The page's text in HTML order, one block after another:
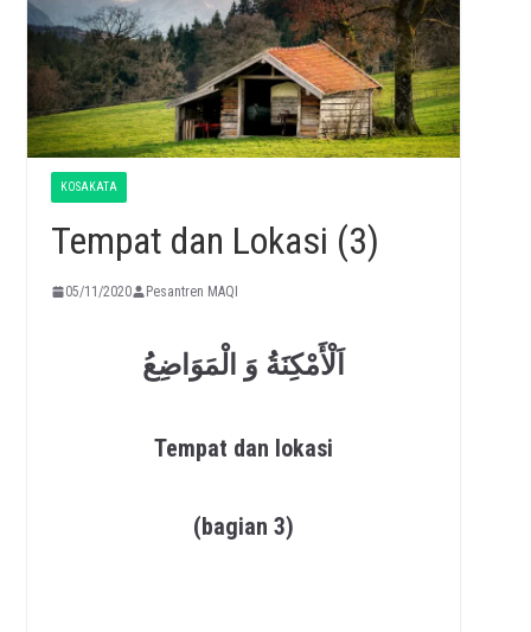
KOSAKATA
Tempat dan Lokasi (3)
05/11/2020 Pesantren MAQI
اَلْأَمْكِنَةُ وَ الْمَوَاضِعُ
Tempat dan lokasi
(bagian 3)